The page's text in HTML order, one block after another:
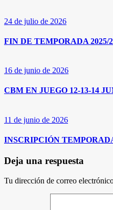
24 de julio de 2026
FIN DE TEMPORADA 2025/
16 de junio de 2026
CBM EN JUEGO 12-13-14
11 de junio de 2026
INSCRIPCIÓN
Deja una respuesta
Tu dirección de correo